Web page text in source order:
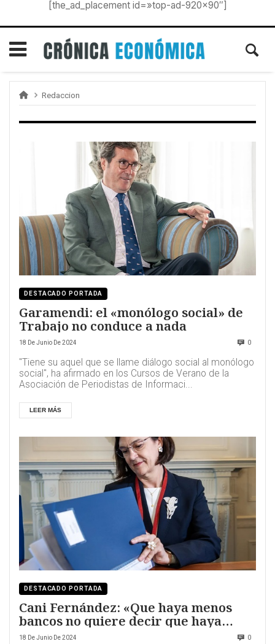
[the_ad_placement id=»top-ad-920×90″]
Redaccion
DESTACADO PORTADA
Garamendi: el «monólogo social» de
Trabajo no conduce a nada
18 De Junio De 2024 0
"Tiene su aquel que se llame diálogo social al monólogo
social", ha afirmado en los Cursos de Verano de la
Asociación de Periodistas de Informaci...
LEER MÁS
DESTACADO PORTADA
Cani Fernández: «Que haya menos
bancos no quiere decir que haya
menos competencia»
18 De Junio De 2024 0